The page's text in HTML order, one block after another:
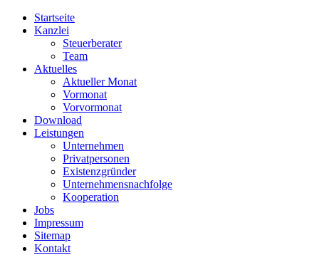
Startseite
Kanzlei
Steuerberater
Team
Aktuelles
Aktueller Monat
Vormonat
Vorvormonat
Download
Leistungen
Unternehmen
Privatpersonen
Existenzgründer
Unternehmensnachfolge
Kooperation
Jobs
Impressum
Sitemap
Kontakt